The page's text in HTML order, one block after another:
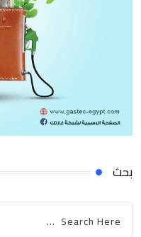
بحث